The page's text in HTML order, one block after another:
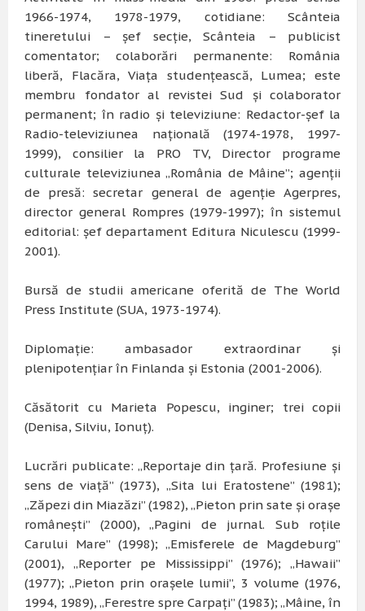
1966-1974, 1978-1979, cotidiane: Scânteia
tineretului – şef secţie, Scânteia – publicist
comentator; colaborări permanente: România
liberă, Flacăra, Viaţa studenţească, Lumea; este
membru fondator al revistei Sud şi colaborator
permanent; în radio şi televiziune: Redactor-şef la
Radio-televiziunea naţională (1974-1978, 1997-
1999), consilier la PRO TV, Director programe
culturale televiziunea „România de Mâine”; agenţii
de presă: secretar general de agenţie Agerpres,
director general Rompres (1979-1997); în sistemul
editorial: şef departament Editura Niculescu (1999-
2001).
Bursă de studii americane oferită de The World
Press Institute (SUA, 1973-1974).
Diplomaţie: ambasador extraordinar şi
plenipotenţiar în Finlanda şi Estonia (2001-2006).
Căsătorit cu Marieta Popescu, inginer; trei copii
(Denisa, Silviu, Ionuţ).
Lucrări publicate: „Reportaje din ţară. Profesiune şi
sens de viaţă” (1973), „Sita lui Eratostene” (1981);
„Zăpezi din Miazăzi” (1982), „Pieton prin sate şi oraşe
româneşti” (2000), „Pagini de jurnal. Sub roţile
Carului Mare” (1998); „Emisferele de Magdeburg”
(2001), „Reporter pe Mississippi” (1976); „Hawaii”
(1977); „Pieton prin oraşele lumii”, 3 volume (1976,
1994, 1989), „Ferestre spre Carpaţi” (1983); „Mâine, în